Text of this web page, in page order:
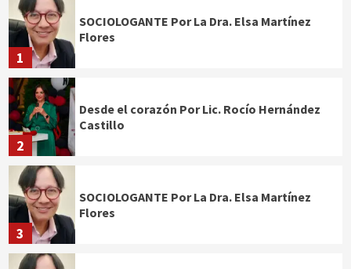
1
SOCIOLOGANTE Por La Dra. Elsa Martínez
Flores
2
Desde el corazón Por Lic. Rocío Hernández
Castillo
3
SOCIOLOGANTE Por La Dra. Elsa Martínez
Flores